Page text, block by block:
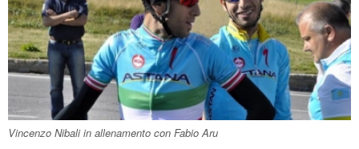
Vincenzo Nibali in allenamento con Fabio Aru